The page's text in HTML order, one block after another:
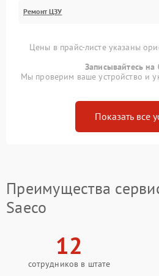
Ремонт ЦЗУ
Цены в прайс-листе указаны
Записывайтесь на
Мы проверим ваше устройство и
Показать все
Преимущества
Saeco
12
сотрудников в штате